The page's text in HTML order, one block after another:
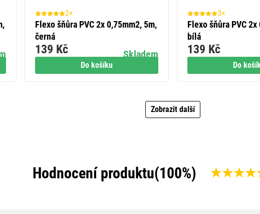
Do košíku
2×
Flexo šňůra PVC 2x 0,75mm2, 5m,
černá
Skladem
139 Kč
Do
3×
Flexo šňůra PVC
bílá
139 Kč
Zobrazit další
Hodnocení produktu
,
(100%)